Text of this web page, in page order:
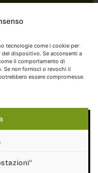
tecnologie come i cookie per
dispositivo. Se acconsenti a
il comportamento di
Se non fornisci o revochi il
essere compromesse.